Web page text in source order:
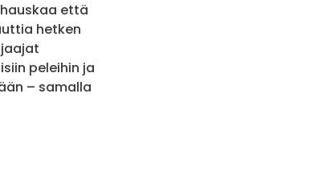
että
hetken
peleihin ja
– samalla